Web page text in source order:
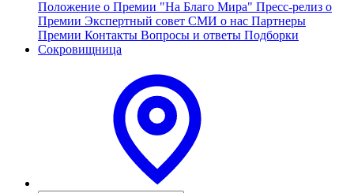
Положение о Премии "На Благо Мира" Пресс-релиз о
Премии Экспертный совет СМИ о нас Партнеры
Премии Контакты Вопросы и ответы Подборки
Сокровищница